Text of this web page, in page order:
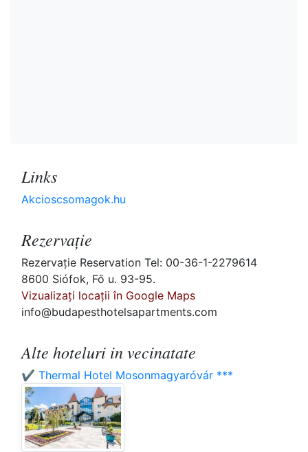
Links
Akcioscsomagok.hu
Rezervaţie
Rezervaţie Reservation Tel: 00-36-1-2279614
8600 Siófok, Fő u. 93-95.
Vizualizați locații în Google Maps
info@budapesthotelsapartments.com
Alte hoteluri in vecinatate
✔️ Thermal Hotel Mosonmagyaróvár ***